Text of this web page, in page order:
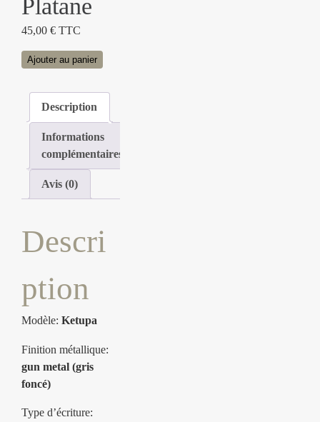
Platane
45,00 € TTC
quantité
KETUPA
Métal
Platane
Ajouter au panier
Description
Informations
complémentaires
Avis (0)
Descri
ption
Modèle: Ketupa
Finition métallique:
gun metal (gris
foncé)
Type d’écriture: